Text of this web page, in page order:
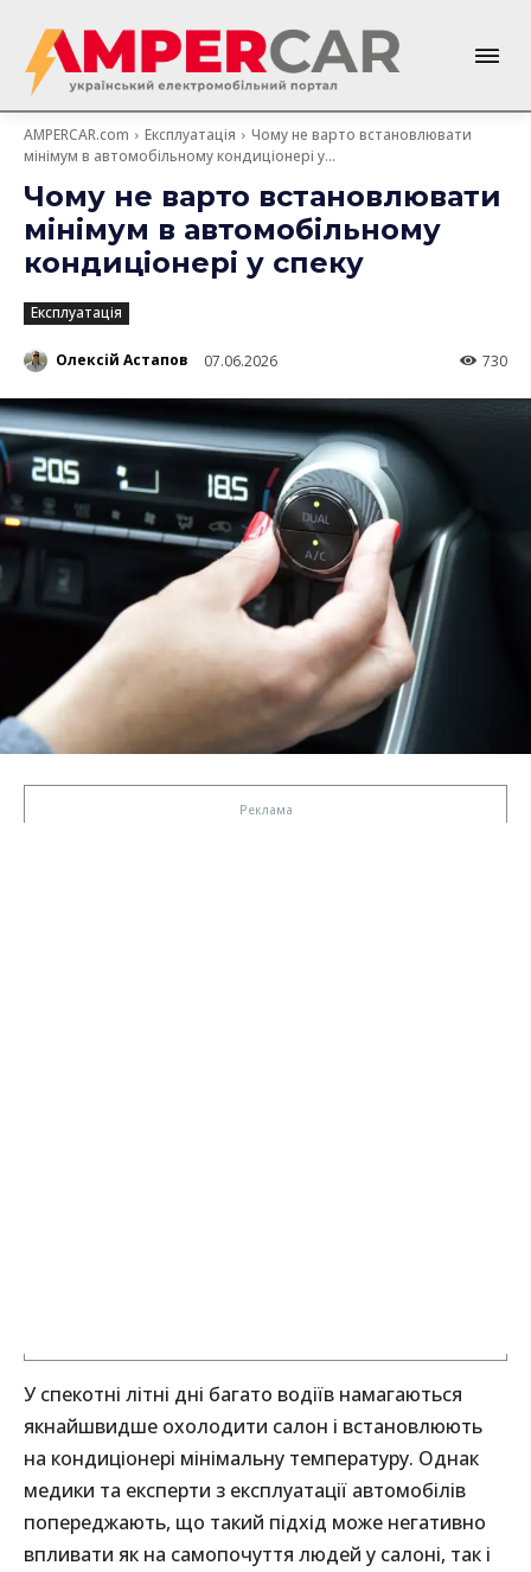
AMPERCAR.com Експлуатація
Чому не варто встановлювати
мінімум в автомобільному кондиціонері у...
Чому не варто встановлювати
мінімум в автомобільному
кондиціонері у спеку
Експлуатація
Олексій Астапов 07.06.2026 730
У спекотні літні дні багато водіїв намагаються
якнайшвидше охолодити салон і встановлюють
на кондиціонері мінімальну температуру. Однак
медики та експерти з експлуатації автомобілів
попереджають, що такий підхід може негативно
впливати як на самопочуття людей у салоні, так і